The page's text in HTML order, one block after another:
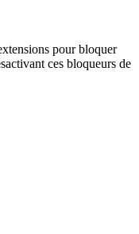
pour bloquer
ces bloqueurs de